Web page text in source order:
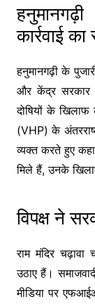
कार्रवाई
हनुमानगढ़ी के
और केंद्र सरकार
दोषियों के खिलाफ
(VHP) के
व्यक्त करते हुए
मिले हैं, उनके
विपक्ष ने
राम मंदिर
उठाए हैं।
मीडिया पर